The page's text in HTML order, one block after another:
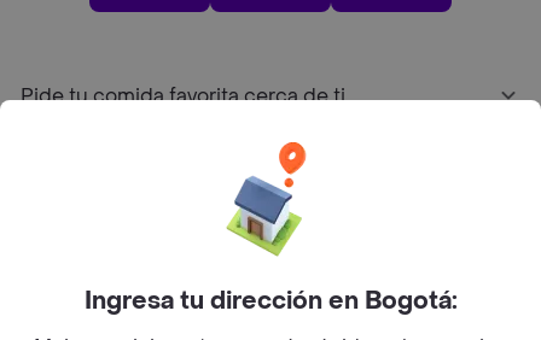
Pide tu comida favorita cerca de ti
Sobre RappiIngresa tu dirección en Bogotá: